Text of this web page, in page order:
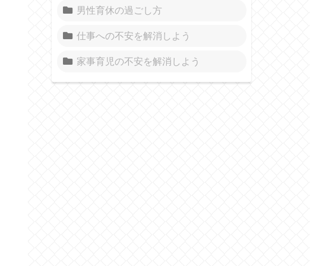
男性育休の過ごし方
仕事への不安を解消しよう
家事育児の不安を解消しよう